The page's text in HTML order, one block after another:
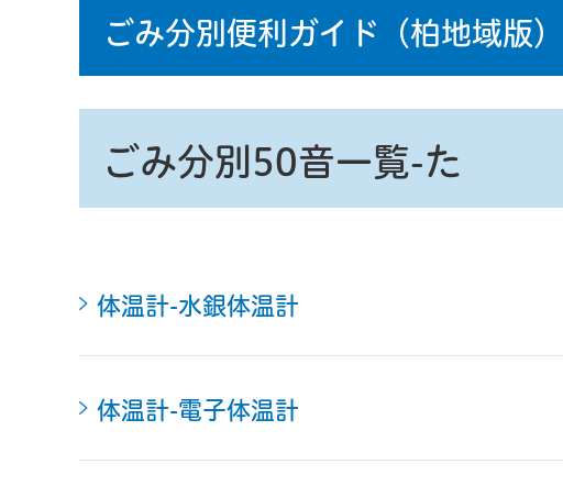
ごみ分別便利ガイド （柏地域版）
ごみ分別50音一覧-た
体温計-水銀体温計
体温計-電子体温計